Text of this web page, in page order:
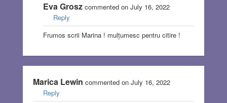
Eva Groszcommented on July 16, 2022
Reply
Frumos scrii Marina ! mulțumesc pentru citire !
Marica Lewin commented on July 16, 2022
Reply